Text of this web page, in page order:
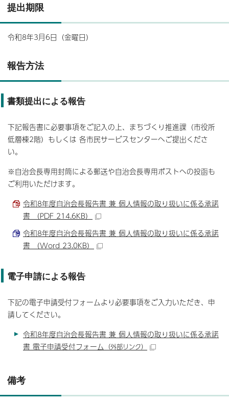
提出期限
令和8年3月6日（金曜日）
報告方法
書類提出による報告
下記報告書に必要事項をご記入の上、まちづくり推進課（市役所
低層棟2階）もしくは 各市民サービスセンターへご提出くださ
い。
※自治会長専用封筒による郵送や自治会長専用ポストへの投函も
ご利用いただけます。
令和8年度自治会長報告書 兼 個人情報の取り扱いに係る承諾
書 （PDF 214.6KB）
令和8年度自治会長報告書 兼 個人情報の取り扱いに係る承諾
書 （Word 23.0KB）
電子申請による報告
下記の電子申請受付フォームより必要事項をご入力いただき、申
請してください。
令和8年度自治会長報告書 兼 個人情報の取り扱いに係る承諾
書 電子申請受付フォーム （外部リンク）
備考